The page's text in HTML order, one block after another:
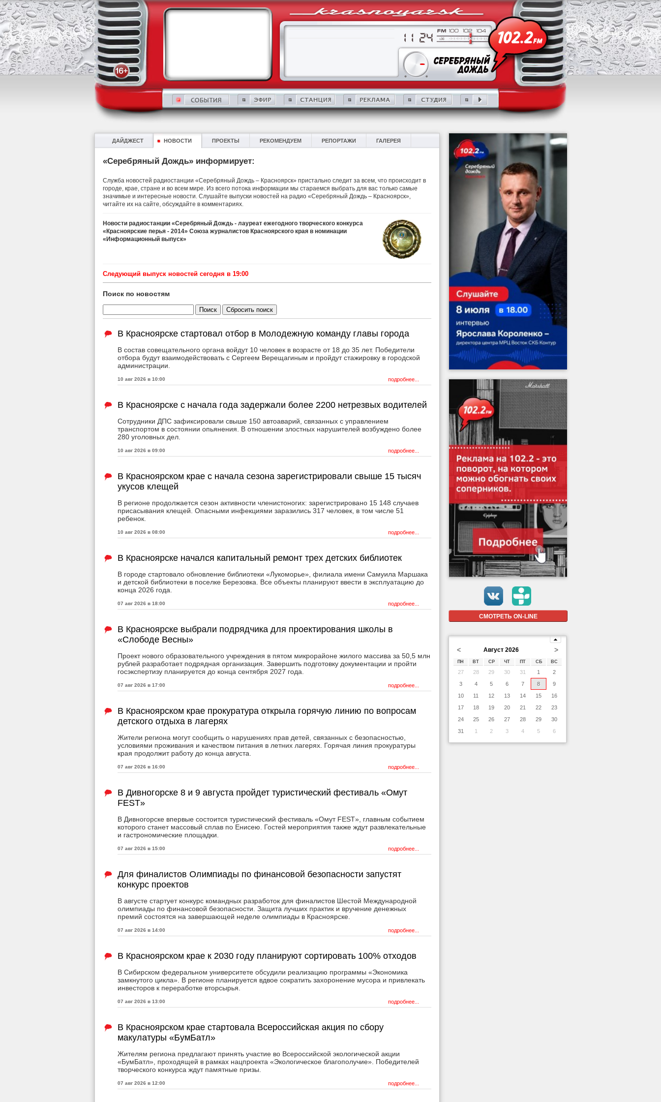
ДАЙДЖЕСТ НОВОСТИ ПРОЕКТЫ РЕКОМЕНДУЕМ РЕПОРТАЖИ ГАЛЕРЕЯ
«Серебряный Дождь» информирует:
Служба новостей радиостанции «Серебряный Дождь – Красноярск» пристально следит за всем, что происходит в
городе, крае, стране и во всем мире. Из всего потока информации мы стараемся выбрать для вас только самые
значимые и интересные новости. Слушайте выпуски новостей на радио «Серебряный Дождь – Красноярск»,
читайте их на сайте, обсуждайте в комментариях.
Новости радиостанции «Серебряный Дождь - лауреат ежегодного творческого конкурса
«Красноярские перья - 2014» Союза журналистов Красноярского края в номинации
«Информационный выпуск»
Cледующий выпуск новостей сегодня в 19:00
Поиск по новостям
В Красноярске стартовал отбор в Молодежную команду главы города
В состав совещательного органа войдут 10 человек в возрасте от 18 до 35 лет. Победители
отбора будут взаимодействовать с Сергеем Верещагиным и пройдут стажировку в городской
администрации.
10 авг 2026 в 10:00 подробнее...
В Красноярске с начала года задержали более 2200 нетрезвых водителей
Сотрудники ДПС зафиксировали свыше 150 автоаварий, связанных с управлением
транспортом в состоянии опьянения. В отношении злостных нарушителей возбуждено более
280 уголовных дел.
10 авг 2026 в 09:00 подробнее...
В Красноярском крае с начала сезона зарегистрировали свыше 15 тысяч
укусов клещей
В регионе продолжается сезон активности членистоногих: зарегистрировано 15 148 случаев
присасывания клещей. Опасными инфекциями заразились 317 человек, в том числе 51
ребенок.
10 авг 2026 в 08:00 подробнее...
В Красноярске начался капитальный ремонт трех детских библиотек
В городе стартовало обновление библиотеки «Лукоморье», филиала имени Самуила Маршака
и детской библиотеки в поселке Березовка. Все объекты планируют ввести в эксплуатацию до
конца 2026 года.
07 авг 2026 в 18:00 подробнее...
В Красноярске выбрали подрядчика для проектирования школы в
«Слободе Весны»
Проект нового образовательного учреждения в пятом микрорайоне жилого массива за 50,5 млн
рублей разработает подрядная организация. Завершить подготовку документации и пройти
госэкспертизу планируется до конца сентября 2027 года.
07 авг 2026 в 17:00 подробнее...
В Красноярском крае прокуратура открыла горячую линию по вопросам
детского отдыха в лагерях
Жители региона могут сообщить о нарушениях прав детей, связанных с безопасностью,
условиями проживания и качеством питания в летних лагерях. Горячая линия прокуратуры
края продолжит работу до конца августа.
07 авг 2026 в 16:00 подробнее...
В Дивногорске 8 и 9 августа пройдет туристический фестиваль «Омут
FEST»
В Дивногорске впервые состоится туристический фестиваль «Омут FEST», главным событием
которого станет массовый сплав по Енисею. Гостей мероприятия также ждут развлекательные
и гастрономические площадки.
07 авг 2026 в 15:00 подробнее...
Для финалистов Олимпиады по финансовой безопасности запустят
конкурс проектов
В августе стартует конкурс командных разработок для финалистов Шестой Международной
олимпиады по финансовой безопасности. Защита лучших практик и вручение денежных
премий состоятся на завершающей неделе олимпиады в Красноярске.
07 авг 2026 в 14:00 подробнее...
В Красноярском крае к 2030 году планируют сортировать 100% отходов
В Сибирском федеральном университете обсудили реализацию программы «Экономика
замкнутого цикла». В регионе планируется вдвое сократить захоронение мусора и привлекать
инвесторов к переработке вторсырья.
07 авг 2026 в 13:00 подробнее...
В Красноярском крае стартовала Всероссийская акция по сбору
макулатуры «БумБатл»
Жителям региона предлагают принять участие во Всероссийской экологической акции
«БумБатл», проходящей в рамках нацпроекта «Экологическое благополучие». Победителей
творческого конкурса ждут памятные призы.
07 авг 2026 в 12:00 подробнее...
СМОТРЕТЬ ON-LINE
< >
Август 2026
ПН ВТ СР ЧТ ПТ СБ ВС
27 28 29 30 31 1
2
3
4 5 6 7 8
9
10
11 12 13 14 15
16
17
18 19 20 21 22
23
24
25 26 27 28 29
30
31
1 2 3 4 5 6